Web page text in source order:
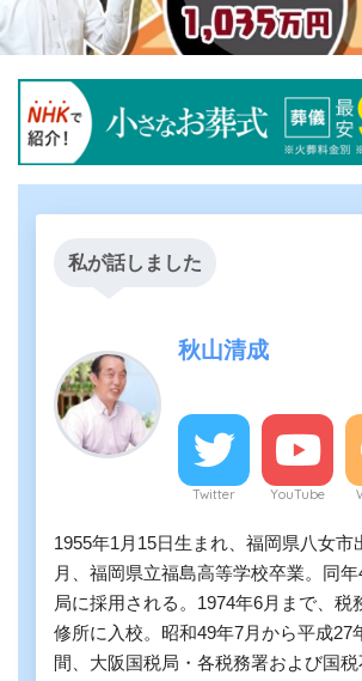
私が話しました
秋山清成
Twitter YouTube
1955年1月15日生まれ、福岡県八女市
月、福岡県立福島高等学校卒業。同
局に採用される。1974年6月まで、税
修所に入校。昭和49年7月から平成27
間、大阪国税局・各税務署および国